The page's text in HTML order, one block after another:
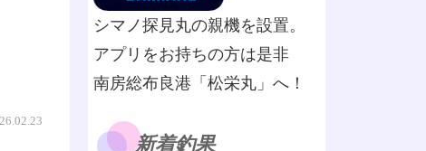
シマノ探見丸の親機を設置。
アプリをお持ちの方は是非
南房総布良港「松栄丸」へ！
新着釣果